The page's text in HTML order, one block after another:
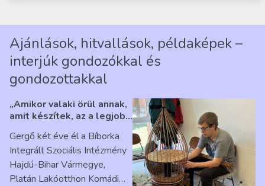
Ajánlások, hitvallások, példaképek –
interjúk gondozókkal és
gondozottakkal
„Amikor valaki örül annak,
amit készítek, az a legjobb
Ribárszky Gergő ellátottal
Gergő két éve él a Bíborka
Integrált Szociális Intézmény
Hajdú-Bihar Vármegye,
Platán Lakóotthon Komádi